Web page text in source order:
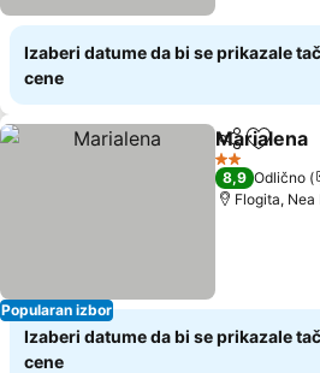
Izaberi datume da bi se prikazale
cene
Popularan izbor
Deli Dodati
Marialena
2 Zvezdice
8,9 Odlično
Flogita,
Izaberi datume da bi se prikazale
cene